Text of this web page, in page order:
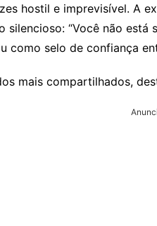
hostil e imprevisível. A
silencioso: “Você não está
como selo de confiança
mais compartilhados,